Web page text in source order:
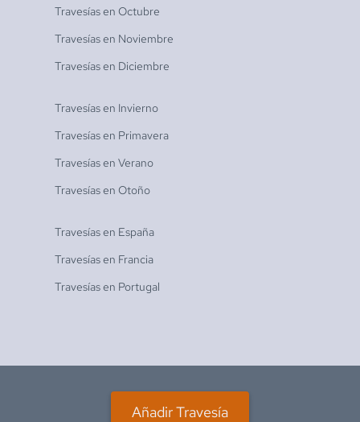
Travesías en Octubre
Travesías en Noviembre
Travesías en Diciembre
Travesías en Invierno
Travesías en Primavera
Travesías en Verano
Travesías en Otoño
Travesías en España
Travesías en Francia
Travesías en Portugal
Añadir Travesía